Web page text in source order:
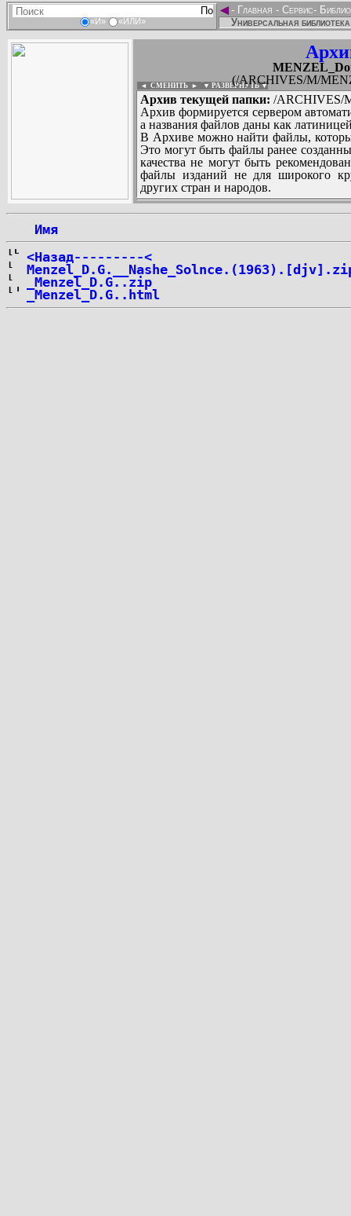
«И» «ИЛИ»
◄- Главная - Сервис-
Универсальная
(/ARCHIVES/M/
◄ СМЕНИТЬ ► ▼ РАЗВЕРНУТЬ ▼
Архив текущей папки: /ARCHIVES/
Архив формируется сервером
а названия файлов даны как
В Архиве можно найти файлы,
Это могут быть файлы ранее
качества не могут быть
файлы изданий не для широкого
других стран и народов.
Имя
<Назад---------<
_Menzel_D.G..zip
_Menzel_D.G..html